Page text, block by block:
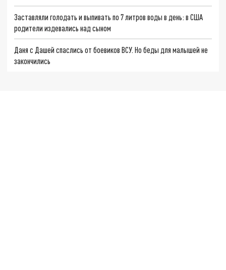
Заставляли голодать и выпивать по 7 литров воды в день: в США
родители издевались над сыном
Даня с Дашей спаслись от боевиков ВСУ. Но беды для малышей не
закончились